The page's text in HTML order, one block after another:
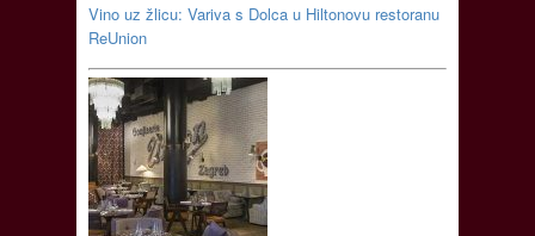
Vino uz žlicu: Variva s Dolca u Hiltonovu restoranu
ReUnion